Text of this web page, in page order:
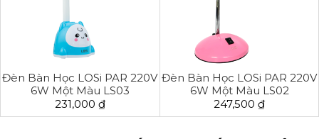
Đèn Bàn Học LOSi PAR 220V
6W Một Màu LS03
231,000 ₫
Đèn Bàn Học LOSi PAR 220V
6W Một Màu LS02
247,500 ₫